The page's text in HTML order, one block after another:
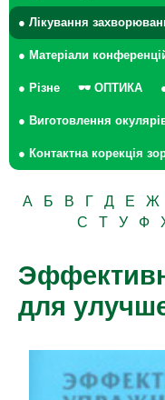
● Лікування
● Матеріали
● Різне 🕶 ОПТИКА
● Виготовлення
● Контактна корекція
А Б В Г Д Е Ж
С
Т У Ф
для